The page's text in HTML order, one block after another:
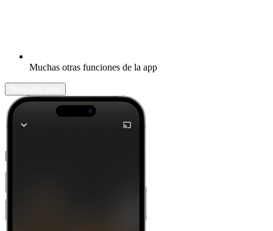
Muchas otras funciones de la app